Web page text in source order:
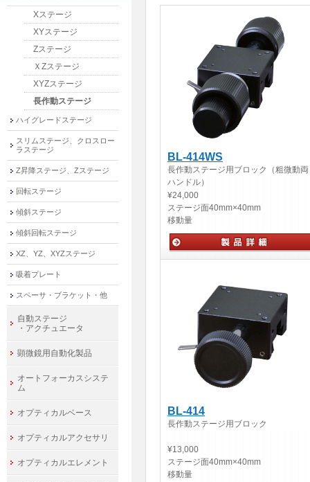
BL-414WS
長作動ステージ用ブロック（粗微動両
ハンドル）
¥24,000
ステージ面40mm×40mm
移動量
BL-414
長作動ステージ用ブロック
¥13,000
ステージ面40mm×40mm
移動量
Xステージ
XYステージ
Zステージ
ＸZステージ
XYZステージ
長作動ステージ
ハイグレードステージ
スリムステージ、クロスロー
ラステージ
Z昇降ステージ、Zステージ
回転ステージ
傾斜ステージ
傾斜回転ステージ
XZ、YZ、XYZステージ
吸着プレート
スペーサ・ブラケット・他
自動ステージ
・アクチュエータ
顕微鏡用自動化製品
オートフォーカスシステ
ム
オプティカルベース
オプティカルアクセサリ
オプティカルエレメント